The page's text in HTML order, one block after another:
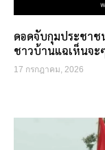
ดอดจับกุมประชาช
ชาวบ้านแฉเห็นจ
17 กรกฎาคม, 2026